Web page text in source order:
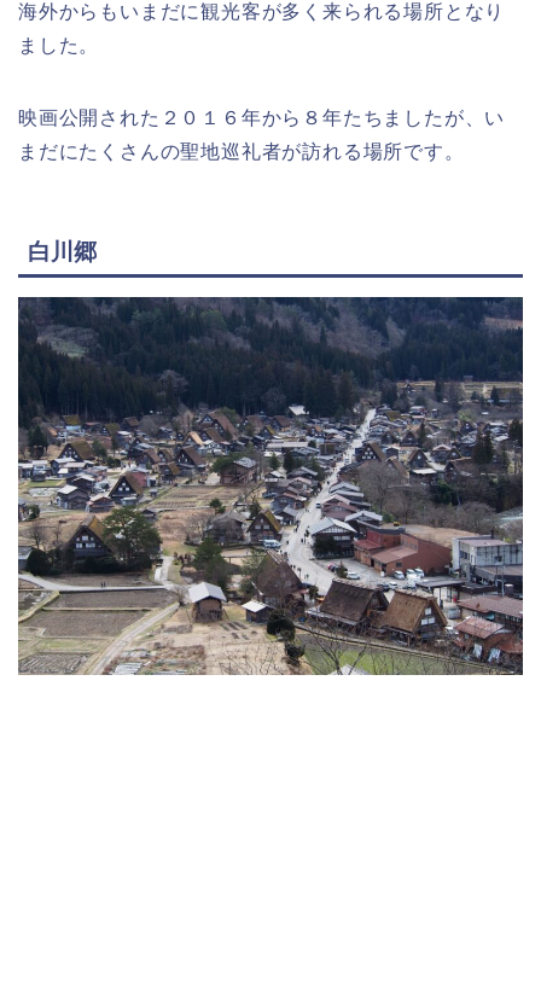
海外からもいまだに観光客が多く来られる場所となり
ました。
映画公開された２０１６年から８年たちましたが、い
まだにたくさんの聖地巡礼者が訪れる場所です。
白川郷